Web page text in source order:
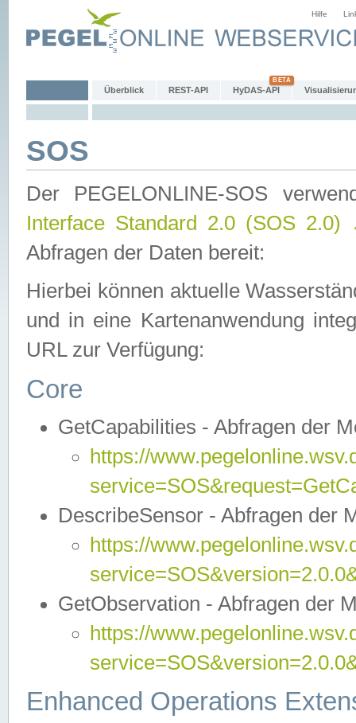
Hilfe
Überblick REST-API HyDAS-API
SOS
Der PEGELONLINE-SOS
Interface Standard 2.0 (SOS 2.0)
Abfragen der Daten bereit:
Hierbei können aktuelle
und in eine Kartenanwendung
URL zur Verfügung:
Core
GetCapabilities - Abfragen der
https://
DescribeSensor - Abfragen der
https://
GetObservation - Abfragen der
https://
Enhanced Operations